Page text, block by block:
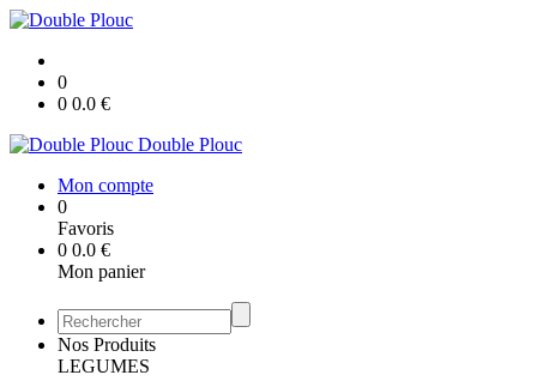
0
0 0.0 €
Double Plouc
Mon compte
0
Favoris
0 0.0 €
Mon panier
Nos Produits
LEGUMES